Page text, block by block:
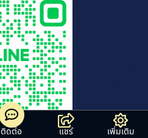
ติดต่อ แชร์ เพิ่มเติม